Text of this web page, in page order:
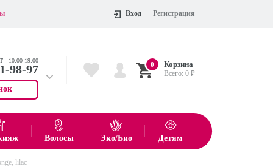
Вход Регистрация
- 10:00-19:00
98-97
55-75
0 Корзина
Всего:0 ₽
показать все товары
Волосы Эко/Био Детям
lilac